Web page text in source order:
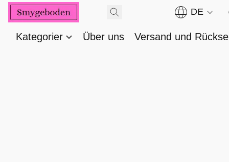
DE
Kategorier Über uns Versand und